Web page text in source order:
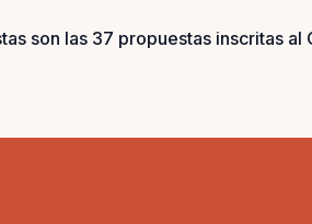
son las 37 propuestas inscritas